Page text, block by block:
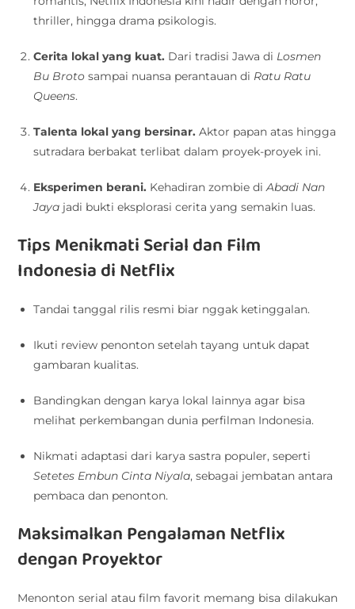
thriller, hingga drama psikologis.
Cerita lokal yang kuat. Dari tradisi Jawa di Losmen
Bu Broto sampai nuansa perantauan di Ratu Ratu
Queens.
Talenta lokal yang bersinar. Aktor papan atas hingga
sutradara berbakat terlibat dalam proyek-proyek ini.
Eksperimen berani. Kehadiran zombie diAbadi Nan
Jaya jadi bukti eksplorasi cerita yang semakin luas.
Tips Menikmati Serial dan Film
Indonesia di Netflix
Tandai tanggal rilis resmi biar nggak ketinggalan.
Ikuti review penonton setelah tayang untuk dapat
gambaran kualitas.
Bandingkan dengan karya lokal lainnya agar bisa
melihat perkembangan dunia perfilman Indonesia.
Nikmati adaptasi dari karya sastra populer, seperti
Setetes Embun Cinta Niyala, sebagai jembatan antara
pembaca dan penonton.
Maksimalkan Pengalaman Netflix
dengan Proyektor
Menonton serial atau film favorit memang bisa dilakukan